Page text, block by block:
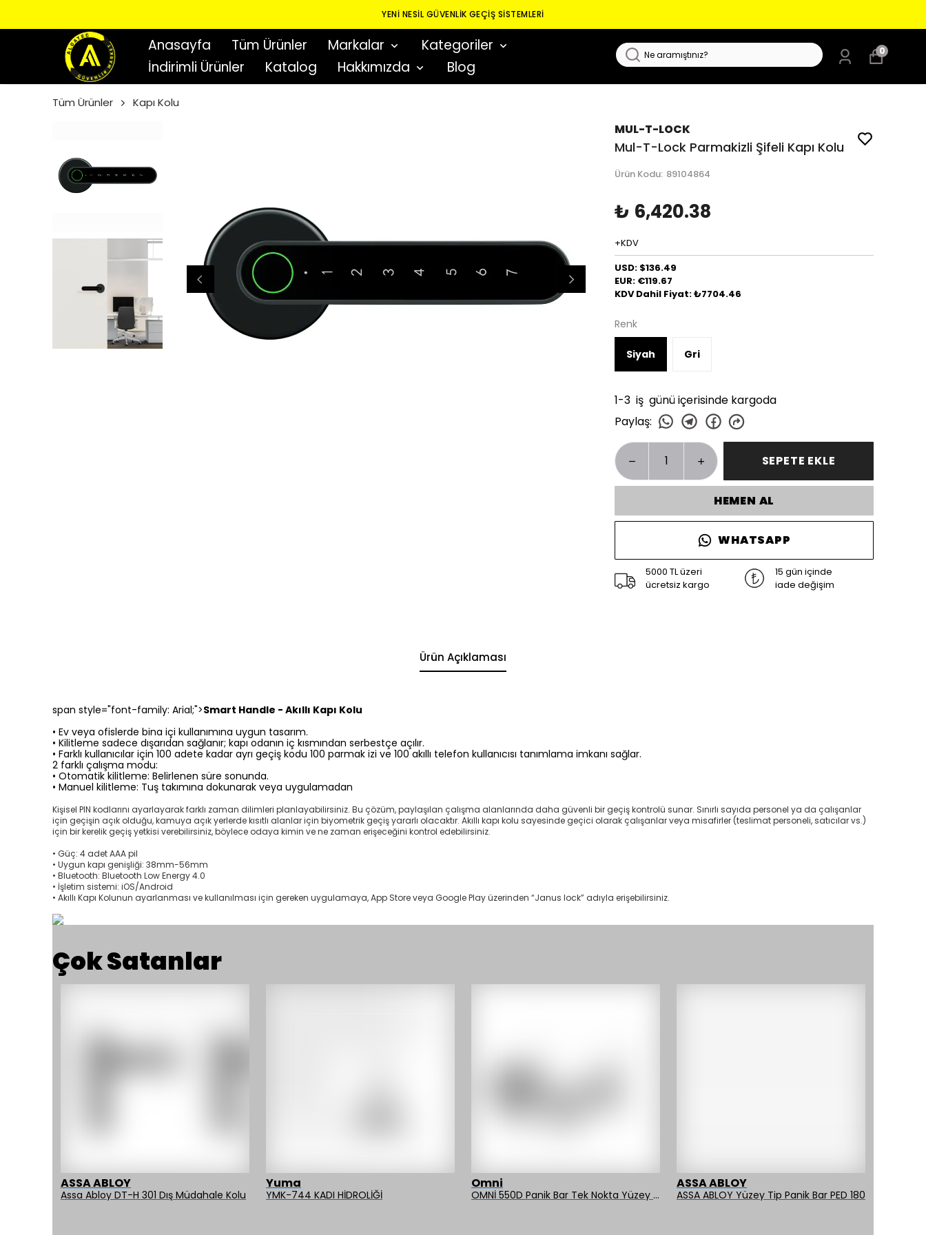
YENI NESIL GÜVENLIK GEÇIŞ SISTEMLERI
Anasayfa Tüm Ürünler Markalar
Kategoriler
İndirimli Ürünler
Katalog Hakkımızda Blog
0
Tüm Ürünler Kapı Kolu
MUL-T-LOCK
Mul-T-Lock Parmakizli Şifeli Kapı Kolu
Ürün Kodu: 89104864
₺ 6,420.38
+KDV
USD: $136.49
EUR: €119.67
KDV Dahil Fiyat: ₺7704.46
Renk
Siyah Gri
1-3 iş günü içerisinde kargoda
Paylaş:
SEPETE EKLE
HEMEN AL
WHATSAPP
5000 TL üzeri
ücretsiz kargo
15 gün içinde
iade değişim
Ürün Açıklaması
span style="font-family: Arial;">Smart Handle - Akıllı Kapı Kolu
• Ev veya ofislerde bina içi kullanımına uygun tasarım.
• Kilitleme sadece dışarıdan sağlanır; kapı odanın iç kısmından serbestçe açılır.
• Farklı kullanıcılar için 100 adete kadar ayrı geçiş kodu 100 parmak izi ve 100 akıllı telefon kullanıcısı tanımlama imkanı sağlar.
2 farklı çalışma modu:
• Otomatik kilitleme: Belirlenen süre sonunda.
• Manuel kilitleme: Tuş takımına dokunarak veya uygulamadan
Kişisel PIN kodlarını ayarlayarak farklı zaman dilimleri planlayabilirsiniz. Bu çözüm, paylaşılan çalışma alanlarında daha güvenli bir geçiş kontrolü sunar. Sınırlı sayıda personel ya da çalışanlar
için geçişin açık olduğu, kamuya açık yerlerde kısıtlı alanlar için biyometrik geçiş yararlı olacaktır. Akıllı kapı kolu sayesinde geçici olarak çalışanlar veya misafirler (teslimat personeli, satıcılar vs.)
için bir kerelik geçiş yetkisi verebilirsiniz, böylece odaya kimin ve ne zaman erişeceğini kontrol edebilirsiniz.
• Güç: 4 adet AAA pil
• Uygun kapı genişliği: 38mm-56mm
• Bluetooth: Bluetooth Low Energy 4.0
• İşletim sistemi: iOS/Android
• Akıllı Kapı Kolunun ayarlanması ve kullanılması için gereken uygulamaya, App Store veya Google Play üzerinden “Janus lock” adıyla erişebilirsiniz.
Çok Satanlar
ASSA ABLOY
Assa Abloy DT-H 301 Dış Müdahale Kolu
Yuma
YMK-744 KADI HİDROLİĞİ
Omni
OMNİ 550D Panik Bar Tek Nokta Yüzey Tip
ASSA ABLOY
ASSA ABLOY Yüzey Tip Panik Bar PED 180